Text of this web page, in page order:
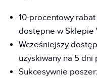
10-procentowy
dostępne w Sklepie
Wcześniejszy
uzyskiwany na 5
Sukcesywnie